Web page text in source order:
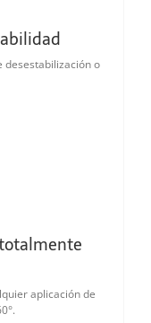
desestabilización o
aplicación de